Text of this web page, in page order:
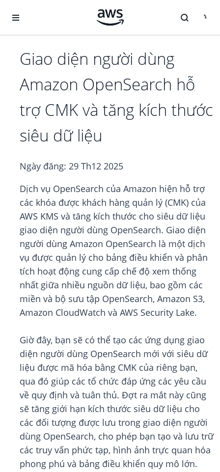
Giao diện người dùng
Amazon OpenSearch hỗ
trợ CMK và tăng kích thước
siêu dữ liệu
Ngày đăng: 29 Th12 2025
Dịch vụ OpenSearch của Amazon hiện hỗ trợ
các khóa được khách hàng quản lý (CMK) của
AWS KMS và tăng kích thước cho siêu dữ liệu
giao diện người dùng OpenSearch. Giao diện
người dùng Amazon OpenSearch là một dịch
vụ được quản lý cho bảng điều khiển và phân
tích hoạt động cung cấp chế độ xem thống
nhất giữa nhiều nguồn dữ liệu, bao gồm các
miền và bộ sưu tập OpenSearch, Amazon S3,
Amazon CloudWatch và AWS Security Lake.
Giờ đây, bạn sẽ có thể tạo các ứng dụng giao
diện người dùng OpenSearch mới với siêu dữ
liệu được mã hóa bằng CMK của riêng bạn,
qua đó giúp các tổ chức đáp ứng các yêu cầu
về quy định và tuân thủ. Đợt ra mắt này cũng
sẽ tăng giới hạn kích thước siêu dữ liệu cho
các đối tượng được lưu trong giao diện người
dùng OpenSearch, cho phép bạn tạo và lưu trữ
các truy vấn phức tạp, hình ảnh trực quan hóa
phong phú và bảng điều khiển quy mô lớn.